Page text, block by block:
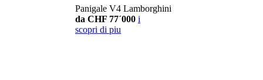
Panigale V4 Lamborghini
da CHF 77´000 i
scopri di piu